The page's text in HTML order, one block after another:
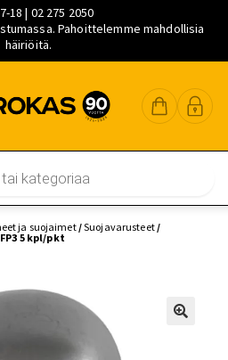
18 | 02 275 2050
Pahoittelemme mahdollisia
häiriöitä.
ja suojaimet/Suojavarusteet/
5 kpl/pkt